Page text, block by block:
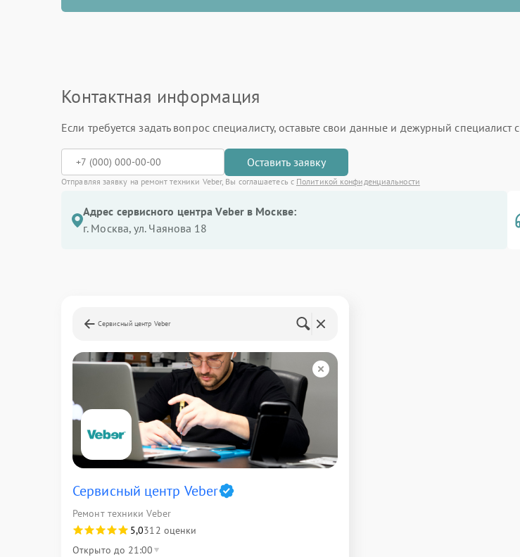
Контактная информация
Если требуется задать вопрос специалисту, оставьте свои данные и дежурный специалист
Оставить заявку
Отправляя заявку на ремонт техники Veber, Вы соглашаетесь с Политикой конфиденциальности
Адрес сервисного центра Veber в Москве:
г. Москва, ул. Чаянова 18
Сервисный центр Veber
Сервисный центр Veber
Ремонт техники Veber
5,0312 оценки
Открыто до 21:00